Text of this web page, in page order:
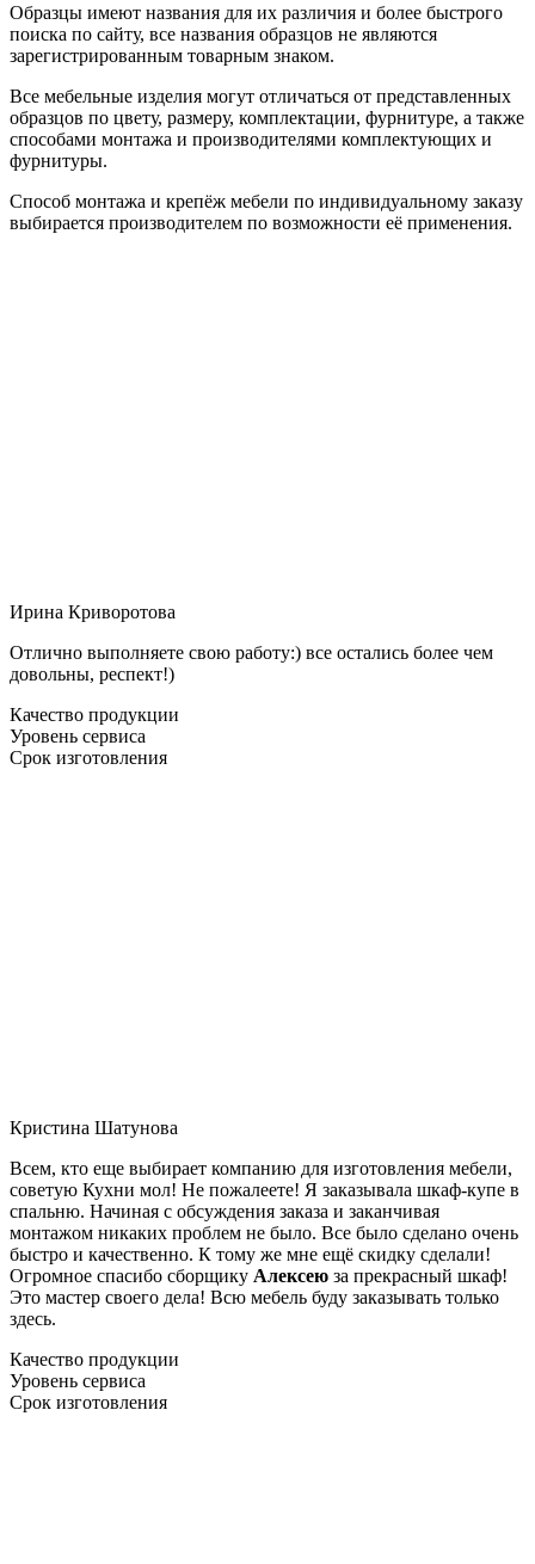
Образцы имеют названия для их различия и более быстрого
поиска по сайту, все названия образцов не являются
зарегистрированным товарным знаком.
Все мебельные изделия могут отличаться от представленных
образцов по цвету, размеру, комплектации, фурнитуре, а также
способами монтажа и производителями комплектующих и
фурнитуры.
Способ монтажа и крепёж мебели по индивидуальному заказу
выбирается производителем по возможности её применения.
Ирина Криворотова
Отлично выполняете свою работу:) все остались более чем
довольны, респект!)
Качество продукции
Уровень сервиса
Срок изготовления
Кристина Шатунова
Всем, кто еще выбирает компанию для изготовления мебели,
советую Кухни мол! Не пожалеете! Я заказывала шкаф-купе в
спальню. Начиная с обсуждения заказа и заканчивая
монтажом никаких проблем не было. Все было сделано очень
быстро и качественно. К тому же мне ещё скидку сделали!
Огромное спасибо сборщику Алексею за прекрасный шкаф!
Это мастер своего дела! Всю мебель буду заказывать только
здесь.
Качество продукции
Уровень сервиса
Срок изготовления